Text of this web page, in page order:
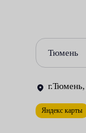
Характерные
шума, увеличение
обслуживания
Тюмень
Яндекс карты